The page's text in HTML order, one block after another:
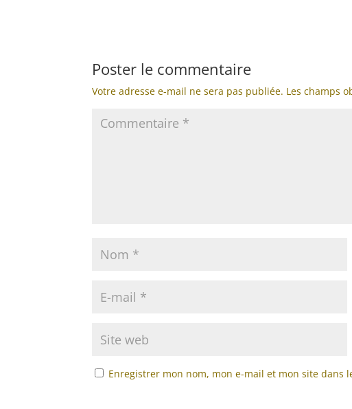
Poster le commentaire
Votre adresse e-mail ne sera pas publiée. Les champs
Enregistrer mon nom, mon e-mail et mon site